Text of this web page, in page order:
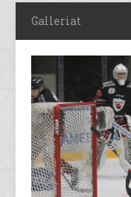
Galleriat